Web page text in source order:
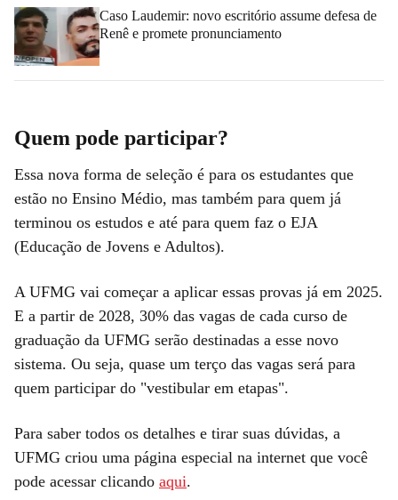
Caso Laudemir: novo escritório assume defesa de
Renê e promete pronunciamento
Quem pode participar?
Essa nova forma de seleção é para os estudantes que
estão no Ensino Médio, mas também para quem já
terminou os estudos e até para quem faz o EJA
(Educação de Jovens e Adultos).
A UFMG vai começar a aplicar essas provas já em 2025.
E a partir de 2028, 30% das vagas de cada curso de
graduação da UFMG serão destinadas a esse novo
sistema. Ou seja, quase um terço das vagas será para
quem participar do "vestibular em etapas".
Para saber todos os detalhes e tirar suas dúvidas, a
UFMG criou uma página especial na internet que você
pode acessar clicando aqui.